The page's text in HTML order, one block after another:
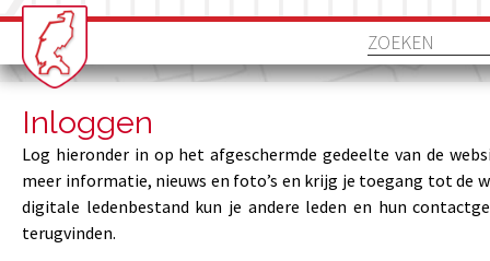
Inloggen
Log hieronder in op het afgeschermde gedeelte van de
meer informatie, nieuws en foto’s en krijg je toegang tot de
digitale ledenbestand kun je andere leden en hun
terugvinden.